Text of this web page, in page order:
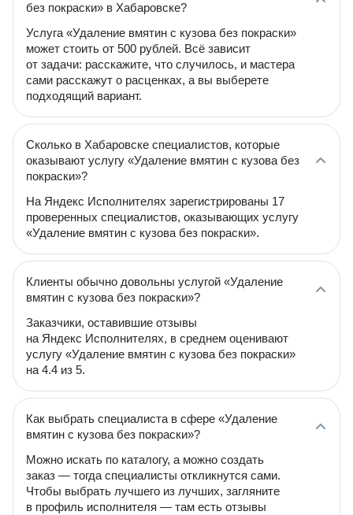
без покраски» в Хабаровске?
Услуга «Удаление вмятин с кузова без покраски»
может стоить от 500 рублей. Всё зависит
от задачи: расскажите, что случилось, и мастера
сами расскажут о расценках, а вы выберете
подходящий вариант.
Сколько в Хабаровске специалистов, которые
оказывают услугу «Удаление вмятин с кузова без
покраски»?
На Яндекс Исполнителях зарегистрированы 17
проверенных специалистов, оказывающих услугу
«Удаление вмятин с кузова без покраски».
Клиенты обычно довольны услугой «Удаление
вмятин с кузова без покраски»?
Заказчики, оставившие отзывы
на Яндекс Исполнителях, в среднем оценивают
услугу «Удаление вмятин с кузова без покраски»
на 4.4 из 5.
Как выбрать специалиста в сфере «Удаление
вмятин с кузова без покраски»?
Можно искать по каталогу, а можно создать
заказ — тогда специалисты откликнутся сами.
Чтобы выбрать лучшего из лучших, загляните
в профиль исполнителя — там есть отзывы